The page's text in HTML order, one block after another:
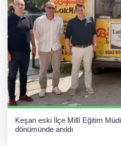
Keşan eski İlçe Millî Eğitim
dönümünde anıldı